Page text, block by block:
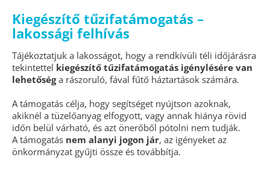
Kiegészítő tűzifatámogatás –
lakossági felhívás
Tájékoztatjuk a lakosságot, hogy a rendkívüli téli időjárásra
tekintettel kiegészítő tűzifatámogatás igénylésére van
lehetőséga rászoruló, fával fűtő háztartások számára.
A támogatás célja, hogy segítséget nyújtson azoknak,
akiknél a tüzelőanyag elfogyott, vagy annak hiánya rövid
időn belül várható, és azt önerőből pótolni nem tudják.
A támogatás nem alanyi jogon jár, az igényeket az
önkormányzat gyűjti össze és továbbítja.